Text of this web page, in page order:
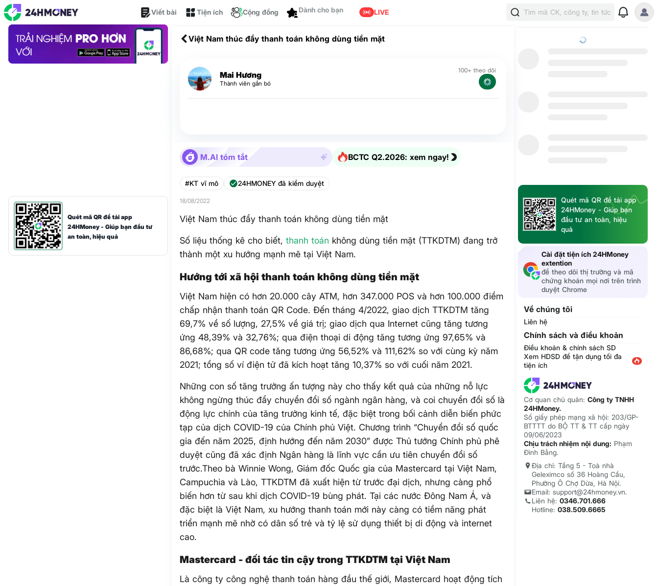
Viết bài Tiện ích Cộng đồng Dành cho bạn LIVE Tìm mã CK, công ty, tin tức
Quét mã QR để tải app
24HMoney - Giúp bạn đầu tư
an toàn, hiệu quả
Việt Nam thúc đẩy thanh toán không dùng tiền mặt
Mai Hương
Thành viên gắn bó
100+ theo dõi
M.AI tóm tắt BCTC Q2.2026: xem ngay!
#KT vĩ mô 24HMONEY đã kiểm duyệt
18/08/2022
Việt Nam thúc đẩy thanh toán không dùng tiền mặt
Số liệu thống kê cho biết,thanh toán không dùng tiền mặt (TTKDTM) đang trở
thành một xu hướng mạnh mẽ tại Việt Nam.
Hướng tới xã hội thanh toán không dùng tiền mặt
Việt Nam hiện có hơn 20.000 cây ATM, hơn 347.000 POS và hơn 100.000 điểm
chấp nhận thanh toán QR Code. Đến tháng 4/2022, giao dịch TTKDTM tăng
69,7% về số lượng, 27,5% về giá trị; giao dịch qua Internet cũng tăng tương
ứng 48,39% và 32,76%; qua điện thoại di động tăng tương ứng 97,65% và
86,68%; qua QR code tăng tương ứng 56,52% và 111,62% so với cùng kỳ năm
2021; tổng số ví điện tử đã kích hoạt tăng 10,37% so với cuối năm 2021.
Những con số tăng trưởng ấn tượng này cho thấy kết quả của những nỗ lực
không ngừng thúc đẩy chuyển đổi số ngành ngân hàng, và coi chuyển đổi số là
động lực chính của tăng trưởng kinh tế, đặc biệt trong bối cảnh diễn biến phức
tạp của dịch COVID-19 của Chính phủ Việt. Chương trình “Chuyển đổi số quốc
gia đến năm 2025, định hướng đến năm 2030” được Thủ tướng Chính phủ phê
duyệt cũng đã xác định Ngân hàng là lĩnh vực cần ưu tiên chuyển đổi số
trước.Theo bà Winnie Wong, Giám đốc Quốc gia của Mastercard tại Việt Nam,
Campuchia và Lào, TTKDTM đã xuất hiện từ trước đại dịch, nhưng càng phổ
biến hơn từ sau khi dịch COVID-19 bùng phát. Tại các nước Đông Nam Á, và
đặc biệt là Việt Nam, xu hướng thanh toán mới này càng có tiềm năng phát
triển mạnh mẽ nhờ có dân số trẻ và tỷ lệ sử dụng thiết bị di động và internet
cao.
Mastercard - đối tác tin cậy trong TTKDTM tại Việt Nam
Là công ty công nghệ thanh toán hàng đầu thế giới, Mastercard hoạt động tích
Quét mã QR để tải app
24HMoney - Giúp bạn
đầu tư an toàn, hiệu
quả
Cài đặt tiện ích 24HMoney
extention
để theo dõi thị trường và mã
chứng khoán mọi nơi trên trình
duyệt Chrome
Về chúng tôi
Liên hệ
Chính sách và điều khoản
Điều khoản & chính sách SD
Xem HDSD để tận dụng tối đa
tiện ích
Cơ quan chủ quản:Công ty TNHH
24HMoney.
Số giấy phép mạng xã hội: 203/GP-
BTTTT do BỘ TT & TT cấp ngày
09/06/2023
Chịu trách nhiệm nội dung: Phạm
Đình Bằng.
Địa chỉ: Tầng 5 - Toà nhà
Geleximco số 36 Hoàng Cầu,
Phường Ô Chợ Dừa, Hà Nội.
Email: support@24hmoney.vn.
Liên hệ:0346.701.666
Hotline:038.509.6665